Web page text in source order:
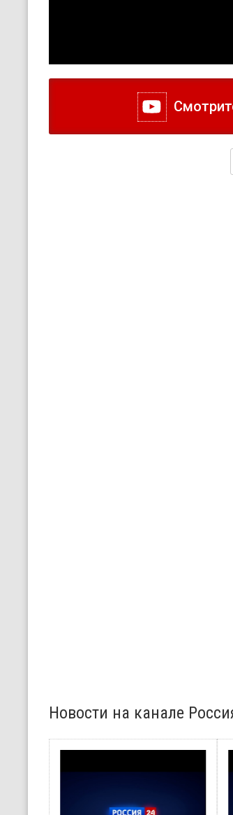
Новости на канале